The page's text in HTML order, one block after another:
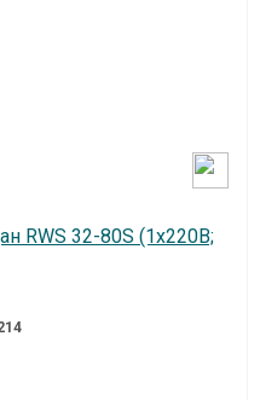
RWS 32-80S (1х220В;